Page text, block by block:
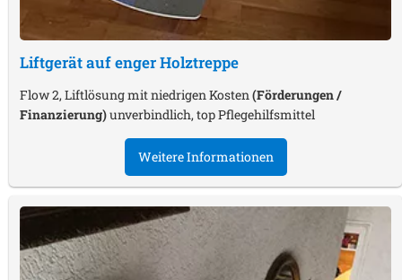
Liftgerät auf enger Holztreppe
Flow 2, Liftlösung mit niedrigen Kosten (Förderungen /
Finanzierung)unverbindlich, top Pflegehilfsmittel
Weitere Informationen